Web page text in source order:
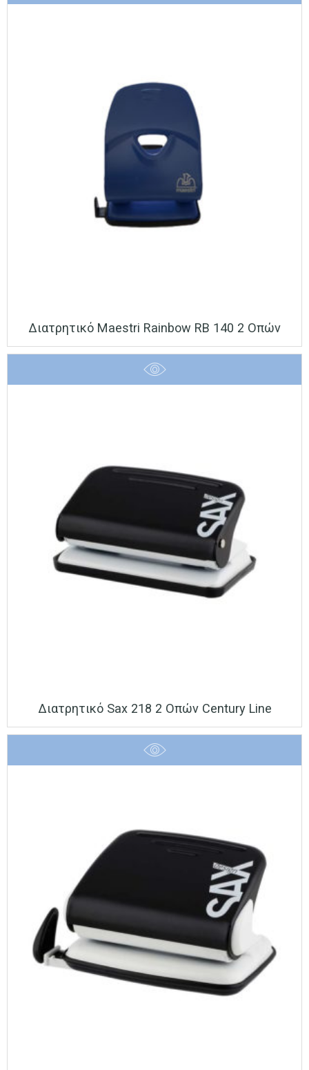
Διατρητικό Maestri Rainbow RB 140 2 Οπών
Διατρητικό Sax 218 2 Οπών Century Line